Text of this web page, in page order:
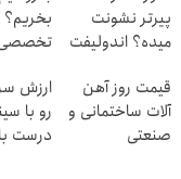
پیرتر نشونت
میده؟ اندولیفت
🔰
تخصصی
رایگان )
قیمت روز آهن
آلات ساختمانی و
صنعتی
ارزش
رو با
درست